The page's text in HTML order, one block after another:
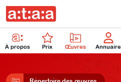
À propos Prix Œuvres Annuaire